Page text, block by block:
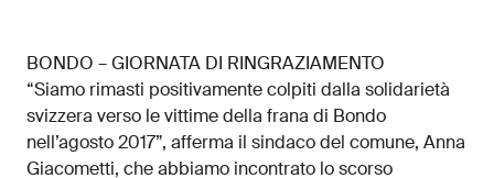
BONDO – GIORNATA DI RINGRAZIAMENTO
“Siamo rimasti positivamente colpiti dalla solidarietà
svizzera verso le vittime della frana di Bondo
nell’agosto 2017”, afferma il sindaco del comune, Anna
Giacometti, che abbiamo incontrato lo scorso